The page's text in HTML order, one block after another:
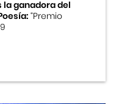
la ganadora del
“Premio